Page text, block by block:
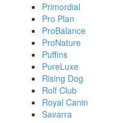
Primordial
Pro Plan
ProBalance
ProNature
Puffins
PureLuxe
Rising Dog
Rolf Club
Royal Canin
Savarra